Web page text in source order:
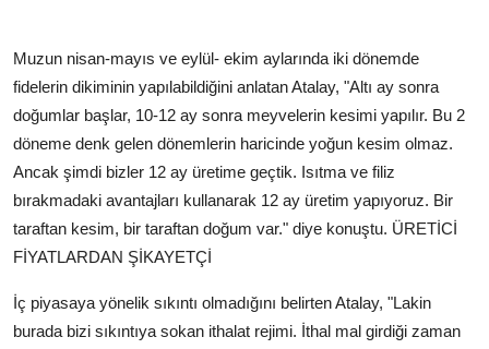
Muzun nisan-mayıs ve eylül- ekim aylarında iki dönemde
fidelerin dikiminin yapılabildiğini anlatan Atalay, "Altı ay sonra
doğumlar başlar, 10-12 ay sonra meyvelerin kesimi yapılır. Bu 2
döneme denk gelen dönemlerin haricinde yoğun kesim olmaz.
Ancak şimdi bizler 12 ay üretime geçtik. Isıtma ve filiz
bırakmadaki avantajları kullanarak 12 ay üretim yapıyoruz. Bir
taraftan kesim, bir taraftan doğum var." diye konuştu. ÜRETİCİ
FİYATLARDAN ŞİKAYETÇİ
İç piyasaya yönelik sıkıntı olmadığını belirten Atalay, "Lakin
burada bizi sıkıntıya sokan ithalat rejimi. İthal mal girdiği zaman